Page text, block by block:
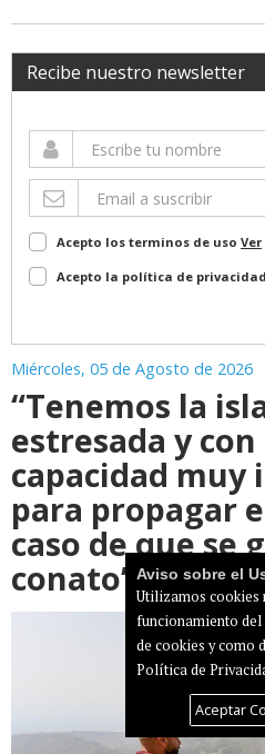
Recibe nuestro newsletter
Acepto los terminos de uso Ver
Acepto la política de privacidad
Miércoles, 05 de Agosto de 2026
“Tenemos la
estresada y con
capacidad
para propagar
caso de que se
conato” Aviso sobre el
Utilizamos cookies
funcionamiento
de cookies y como
Política de
Aceptar